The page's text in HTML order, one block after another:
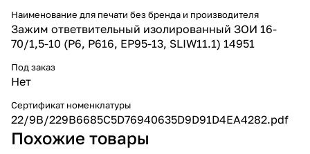
Наименование для печати без бренда и производителя
Зажим ответвительный изолированный ЗОИ 16-
70/1,5-10 (P6, P616, EP95-13, SLIW11.1) 14951
Под заказ
Нет
Сертификат номенклатуры
22/9B/229B6685C5D76940635D9D91D4EA4282.pdf
Похожие товары